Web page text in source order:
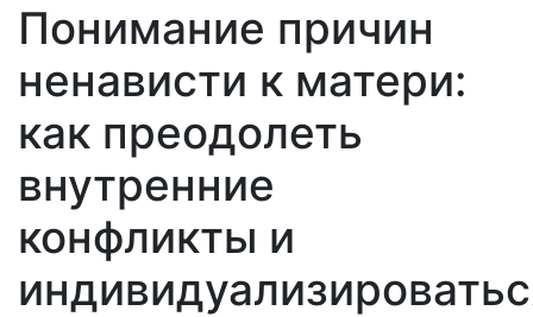
Понимание причин
ненависти к матери:
как преодолеть
внутренние
конфликты и